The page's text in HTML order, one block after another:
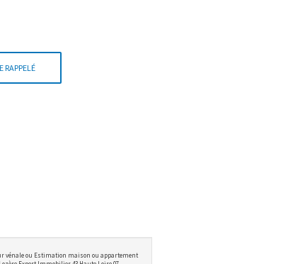
RAPPELÉ
vénale ou Estimation maison ou appartement